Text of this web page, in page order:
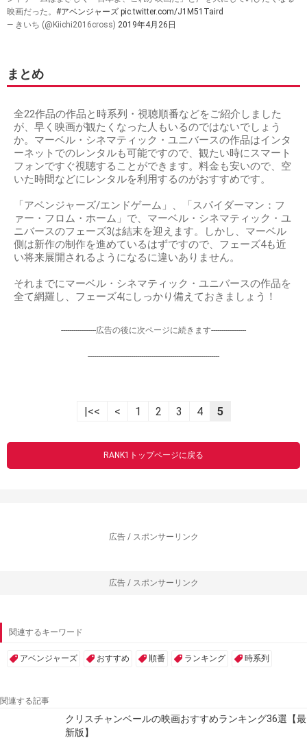
映画だった。 #アベンジャーズ pic.twitter.com/J1M51Taird
— きいち (@Kiichi2016cross) 2019年4月26日
まとめ
全22作品の作品と時系列・視聴順番などをご紹介しました
が、早く映画が観たくなった人もいるのではないでしょう
か。マーベル・シネマティック・ユニバースの作品はインタ
ーネットでのレンタルも可能ですので、観たい時にスマート
フォンですぐ視聴することができます。料金も安いので、空
いた時間などにレンタルを利用するのがおすすめです。
「アベンジャーズ/エンドゲーム」、「スパイダーマン：フ
ァー・フロム・ホーム」で、マーベル・シネマティック・ユ
ニバースのフェーズ3は結末を迎えます。しかし、マーベル
側は新作の制作を進めているはずですので、フェーズ4も近
い将来展開されるようになるに違いありません。
それまでにマーベル・シネマティック・ユニバースの作品を
全て網羅し、フェーズ4にしっかり備えておきましょう！
-----------------広告の後に次ページに続きます-----------------
----------------------------------------------------------------
|<< < 1 2 3 4 5
RANK1トップページに戻る
広告 / スポンサーリンク
広告 / スポンサーリンク
関連するキーワード
アベンジャーズ おすすめ 順番 ランキング 時系列
関連する記事
クリスチャンベールの映画おすすめランキング36選【最
新版】